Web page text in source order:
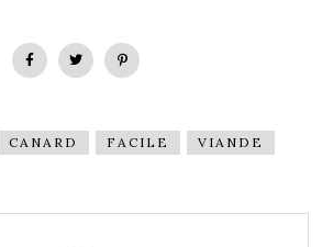
CANARD FACILE VIANDE